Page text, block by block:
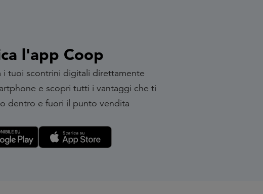
l'app Coop
i tuoi scontrini digitali direttamente
e scopri tutti i vantaggi che ti
dentro e fuori il punto vendita